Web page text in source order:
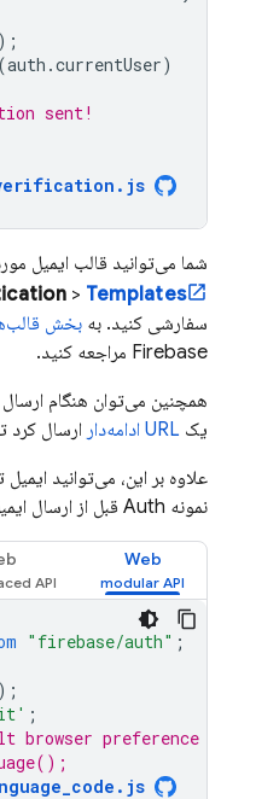
(auth .currentUser)
sent!
. js
شما می‌توانید قالب ایمیل
> Templates
سفارشی کنید. به بخش
Firebase مراجعه کنید.
همچنین می‌توان هنگام
یک URL ادامه‌دار
ارسال کرد
علاوه بر این، می‌توانید ایمیل
نمونه Auth قبل از ارسال ایمیل، بومی‌سازی کنید. برای مثال:
Web
"firebase/auth" ;
;
browser preference